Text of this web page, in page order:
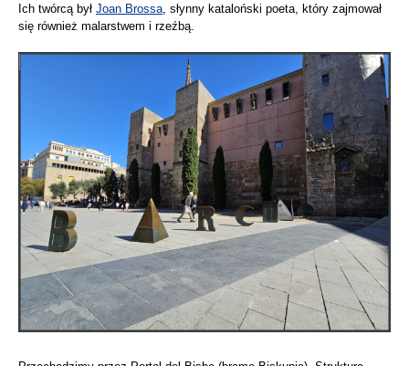
Ich twórcą był Joan Brossa , słynny kataloński poeta, który zajmował
się również malarstwem i rzeźbą.